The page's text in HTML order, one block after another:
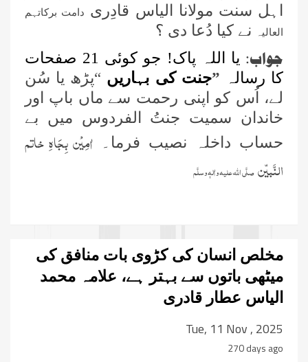
اہل سنت مولانا الیاس قادِری
دامت برکاتہم
العالیہ
نے کیا دُعا دی ؟
جواب:
یا اللہ پاک! جو کوئی 21 صفحات
کا رسالہ ”جنت کی بہاریں “پڑھ یا سُن
لے، اُس کو اپنی رحمت سے ماں باپ اور
خاندان سمیت جنتُ الفردوس میں بے
حساب داخلہ نصیب فرما۔اٰمِیْن بِجَاہِ خاتم
النَّبیّن صلَّی اللہ علیہ واٰلہٖ وسلَّم
مخلص انسان کی کڑوی بات منافق کی
میٹھی باتوں سے بہتر ہے، علامہ محمد
الیاس عطار قادری
Tue, 11 Nov , 2025
270 days ago